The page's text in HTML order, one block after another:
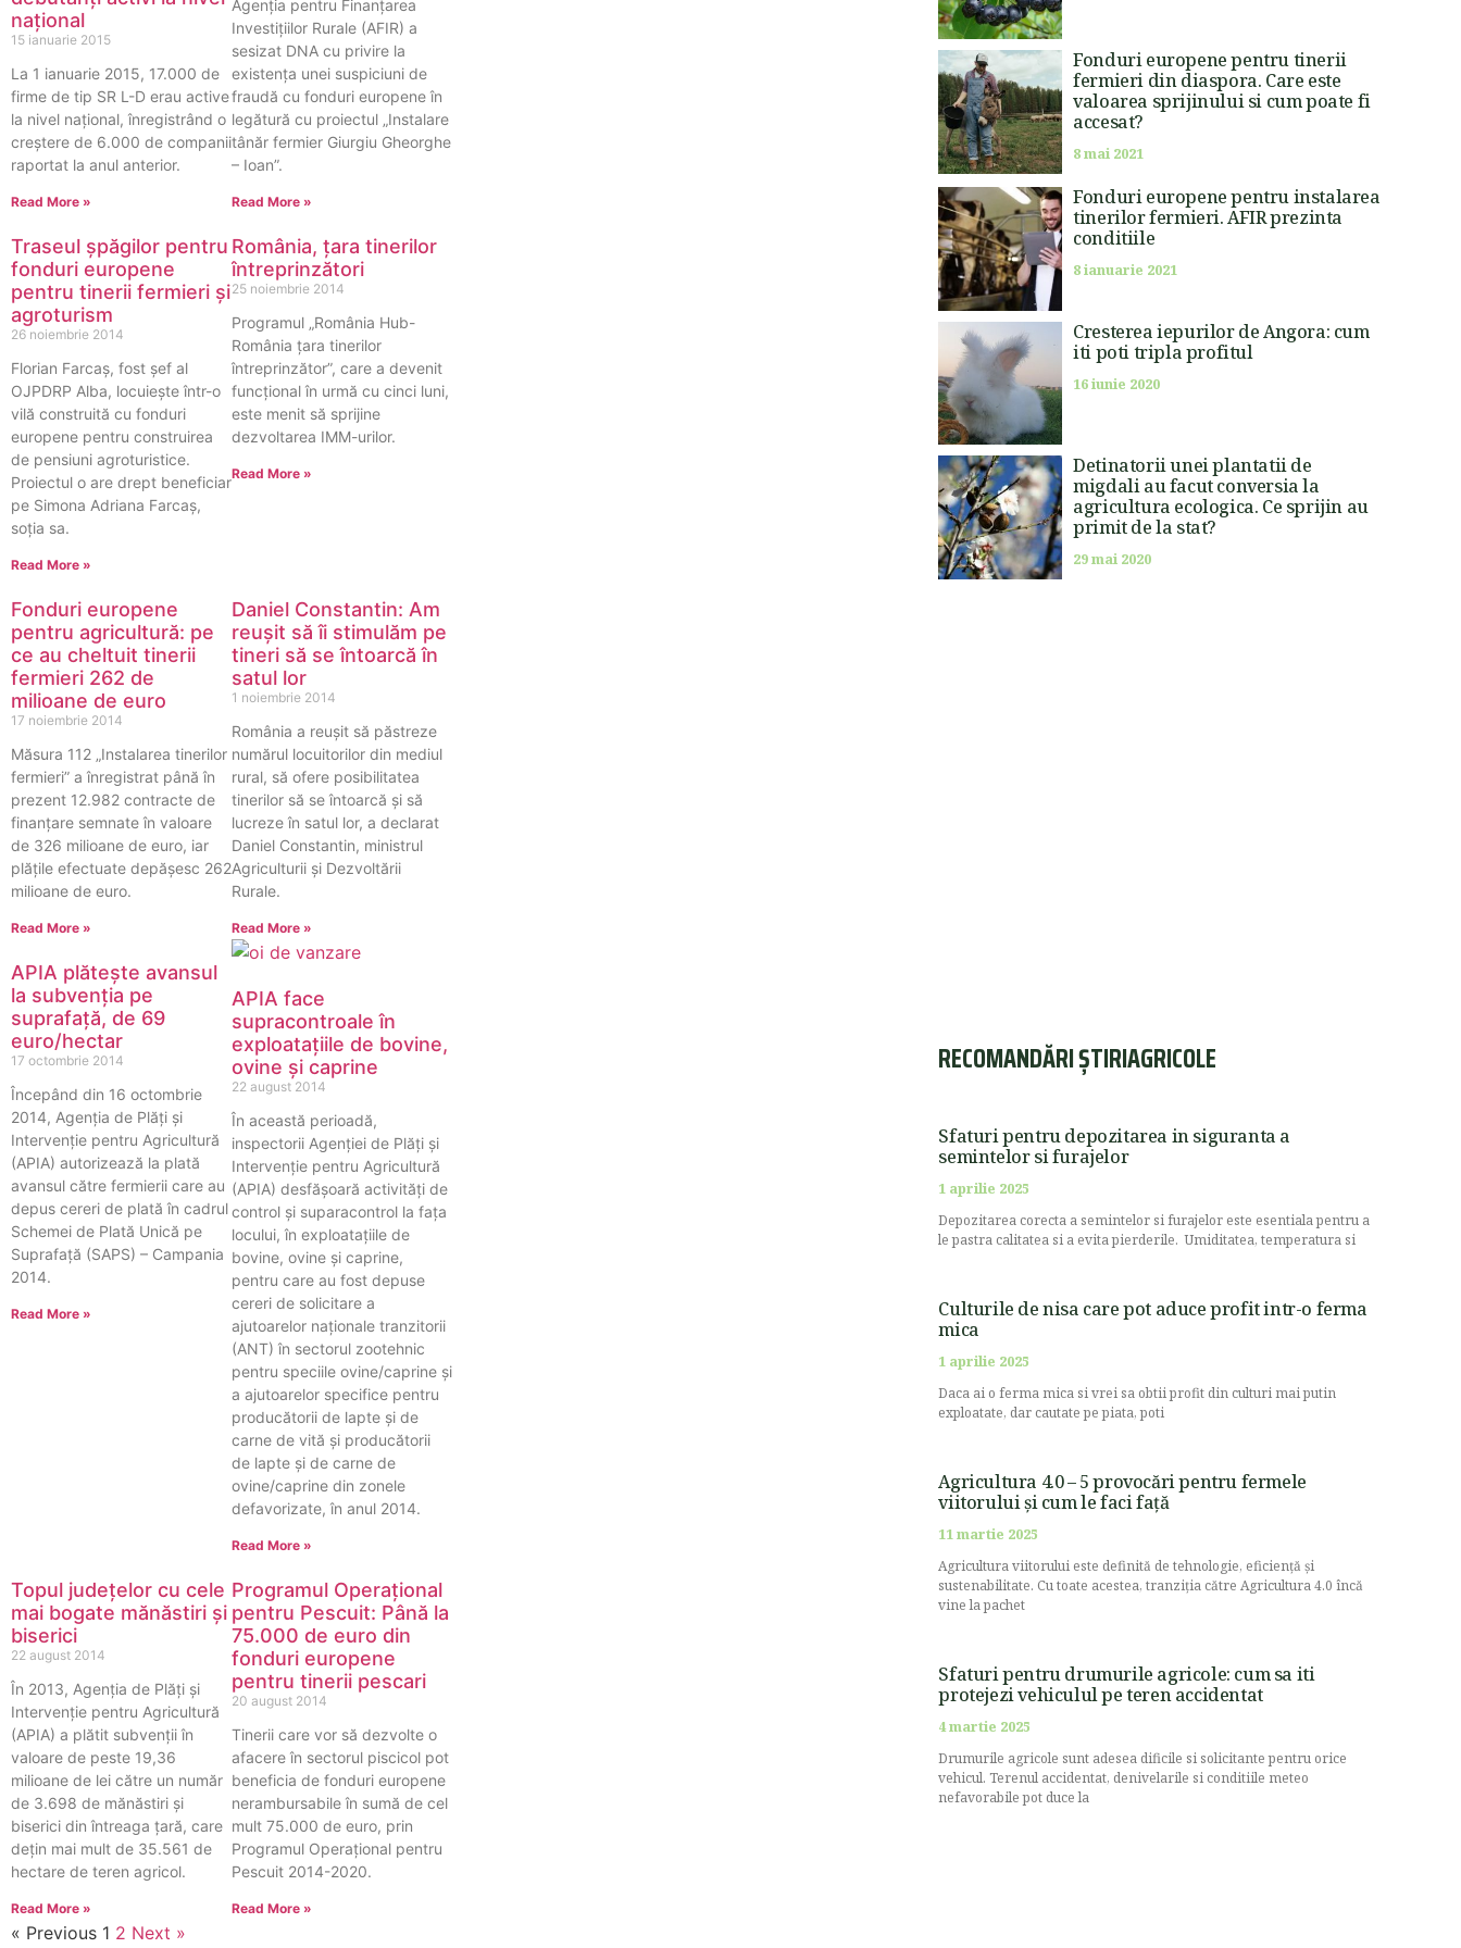
naţional
15 ianuarie 2015
La 1 ianuarie 2015, 17.000 de
firme de tip SR L-D erau active
la nivel naţional, înregistrând o
creştere de 6.000 de companii
raportat la anul anterior.
Read More »
Agenţia pentru Finanțarea
Investițiilor Rurale (AFIR) a
sesizat DNA cu privire la
existenţa unei suspiciuni de
fraudă cu fonduri europene în
legătură cu proiectul „Instalare
tânăr fermier Giurgiu Gheorghe
– Ioan”.
Read More »
Traseul șpăgilor pentru
fonduri europene
pentru tinerii fermieri și
agroturism
26 noiembrie 2014
Florian Farcaş, fost şef al
OJPDRP Alba, locuieşte într-o
vilă construită cu fonduri
europene pentru construirea
de pensiuni agroturistice.
Proiectul o are drept beneficiar
pe Simona Adriana Farcaş,
soţia sa.
Read More »
România, țara tinerilor
întreprinzători
25 noiembrie 2014
Programul „România Hub-
România țara tinerilor
întreprinzător”, care a devenit
funcțional în urmă cu cinci luni,
este menit să sprijine
dezvoltarea IMM-urilor.
Read More »
Fonduri europene
pentru agricultură: pe
ce au cheltuit tinerii
fermieri 262 de
milioane de euro
17 noiembrie 2014
Măsura 112 „Instalarea tinerilor
fermieri” a înregistrat până în
prezent 12.982 contracte de
finanțare semnate în valoare
de 326 milioane de euro, iar
plățile efectuate depășesc 262
milioane de euro.
Read More »
Daniel Constantin: Am
reușit să îi stimulăm pe
tineri să se întoarcă în
satul lor
1 noiembrie 2014
România a reușit să păstreze
numărul locuitorilor din mediul
rural, să ofere posibilitatea
tinerilor să se întoarcă și să
lucreze în satul lor, a declarat
Daniel Constantin, ministrul
Agriculturii și Dezvoltării
Rurale.
Read More »
APIA plătește avansul
la subvenția pe
suprafață, de 69
euro/hectar
17 octombrie 2014
Începând din 16 octombrie
2014, Agenţia de Plăţi şi
Intervenţie pentru Agricultură
(APIA) autorizează la plată
avansul către fermierii care au
depus cereri de plată în cadrul
Schemei de Plată Unică pe
Suprafaţă (SAPS) – Campania
2014.
Read More »
APIA face
supracontroale în
exploataţiile de bovine,
ovine şi caprine
22 august 2014
În această perioadă,
inspectorii Agenţiei de Plăţi şi
Intervenţie pentru Agricultură
(APIA) desfăşoară activități de
control și suparacontrol la faţa
locului, în exploataţiile de
bovine, ovine şi caprine,
pentru care au fost depuse
cereri de solicitare a
ajutoarelor naţionale tranzitorii
(ANT) în sectorul zootehnic
pentru speciile ovine/caprine şi
a ajutoarelor specifice pentru
producătorii de lapte şi de
carne de vită şi producătorii
de lapte şi de carne de
ovine/caprine din zonele
defavorizate, în anul 2014.
Read More »
Topul județelor cu cele
mai bogate mănăstiri și
biserici
22 august 2014
În 2013, Agenția de Plăți și
Intervenție pentru Agricultură
(APIA) a plătit subvenții în
valoare de peste 19,36
milioane de lei către un număr
de 3.698 de mănăstiri și
biserici din întreaga țară, care
dețin mai mult de 35.561 de
hectare de teren agricol.
Read More »
Programul Operațional
pentru Pescuit: Până la
75.000 de euro din
fonduri europene
pentru tinerii pescari
20 august 2014
Tinerii care vor să dezvolte o
afacere în sectorul piscicol pot
beneficia de fonduri europene
nerambursabile în sumă de cel
mult 75.000 de euro, prin
Programul Operațional pentru
Pescuit 2014-2020.
Read More »
« Previous 1 2 Next »
Fonduri europene pentru tinerii
fermieri din diaspora. Care este
valoarea sprijinului si cum poate fi
accesat?
8 mai 2021
Fonduri europene pentru instalarea
tinerilor fermieri. AFIR prezinta
conditiile
8 ianuarie 2021
Cresterea iepurilor de Angora: cum
iti poti tripla profitul
16 iunie 2020
Detinatorii unei plantatii de
migdali au facut conversia la
agricultura ecologica. Ce sprijin au
primit de la stat?
29 mai 2020
RECOMANDĂRI ȘTIRIAGRICOLE
Sfaturi pentru depozitarea in siguranta a
semintelor si furajelor
1 aprilie 2025
Depozitarea corecta a semintelor si furajelor este esentiala pentru a
le pastra calitatea si a evita pierderile. Umiditatea, temperatura si
Culturile de nisa care pot aduce profit intr-o ferma
mica
1 aprilie 2025
Daca ai o ferma mica si vrei sa obtii profit din culturi mai putin
exploatate, dar cautate pe piata, poti
Agricultura 4.0 – 5 provocări pentru fermele
viitorului și cum le faci față
11 martie 2025
Agricultura viitorului este definită de tehnologie, eficiență și
sustenabilitate. Cu toate acestea, tranziția către Agricultura 4.0 încă
vine la pachet
Sfaturi pentru drumurile agricole: cum sa iti
protejezi vehiculul pe teren accidentat
4 martie 2025
Drumurile agricole sunt adesea dificile si solicitante pentru orice
vehicul. Terenul accidentat, denivelarile si conditiile meteo
nefavorabile pot duce la